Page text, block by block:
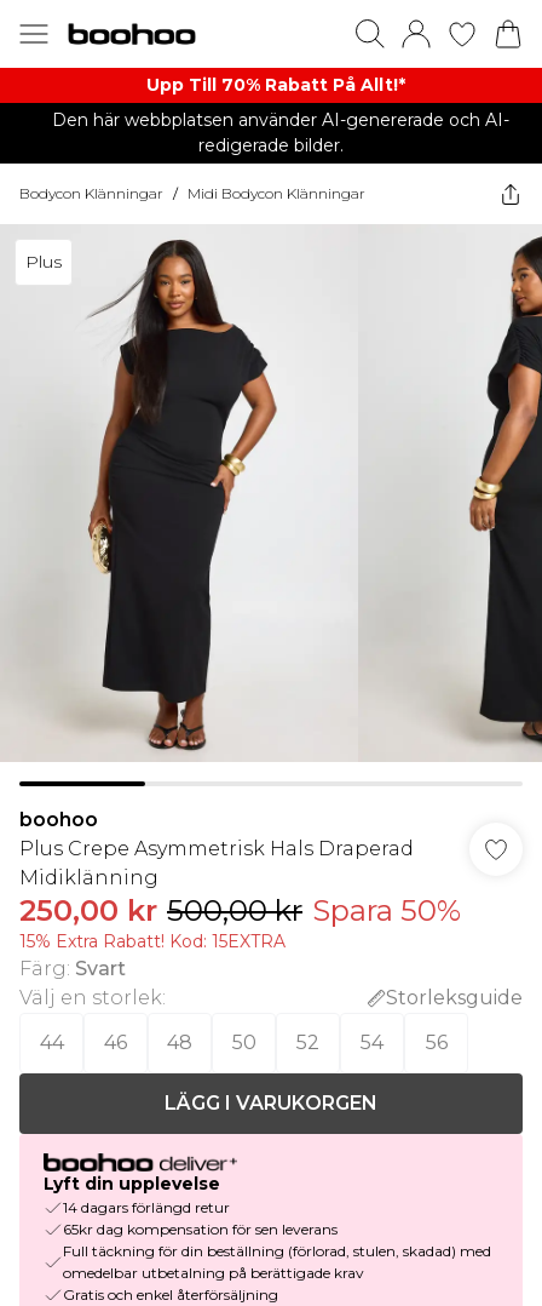
Upp Till 70% Rabatt På Allt!*
Den här webbplatsen använder AI-genererade och AI-
redigerade bilder.
Bodycon Klänningar / Midi Bodycon Klänningar
Plus
boohoo
Plus Crepe Asymmetrisk Hals Draperad
Midiklänning
250,00 kr 500,00 kr Spara 50%
15% Extra Rabatt! Kod: 15EXTRA
Färg: Svart
Välj en storlek:
Storleksguide
44
46 48 50 52 54 56
LÄGG I VARUKORGEN
Lyft din upplevelse
14 dagars förlängd retur
65kr dag kompensation för sen leverans
Full täckning för din beställning (förlorad, stulen, skadad) med
omedelbar utbetalning på berättigade krav
Gratis och enkel återförsäljning